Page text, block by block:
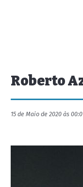
Roberto
15 de Maio de 2020 às